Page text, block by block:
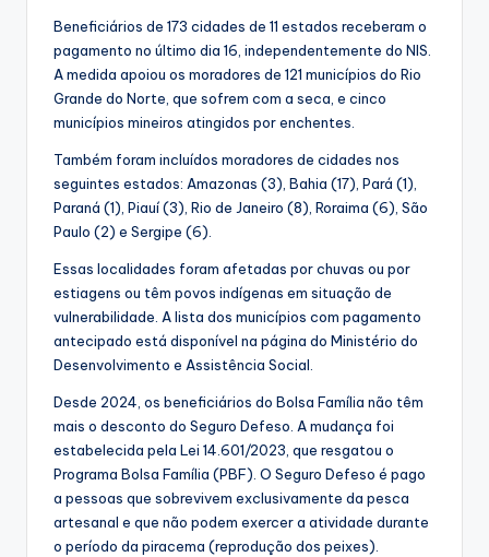
Beneficiários de 173 cidades de 11 estados receberam o
pagamento no último dia 16, independentemente do NIS.
A medida apoiou os moradores de 121 municípios do Rio
Grande do Norte, que sofrem com a seca, e cinco
municípios mineiros atingidos por enchentes.
Também foram incluídos moradores de cidades nos
seguintes estados: Amazonas (3), Bahia (17), Pará (1),
Paraná (1), Piauí (3), Rio de Janeiro (8), Roraima (6), São
Paulo (2) e Sergipe (6).
Essas localidades foram afetadas por chuvas ou por
estiagens ou têm povos indígenas em situação de
vulnerabilidade. A lista dos municípios com pagamento
antecipado está disponível na página do Ministério do
Desenvolvimento e Assistência Social.
Desde 2024, os beneficiários do Bolsa Família não têm
mais o desconto do Seguro Defeso. A mudança foi
estabelecida pela Lei 14.601/2023, que resgatou o
Programa Bolsa Família (PBF). O Seguro Defeso é pago
a pessoas que sobrevivem exclusivamente da pesca
artesanal e que não podem exercer a atividade durante
o período da piracema (reprodução dos peixes).